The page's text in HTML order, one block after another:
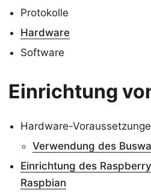
Protokolle
Hardware
Software
Einrichtung
Hardware-
Verwendung des
Einrichtung des
Raspbian